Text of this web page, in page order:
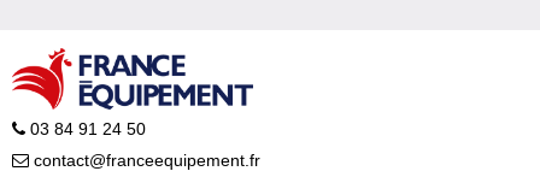
03 84 91 24 50
contact@franceequipement.fr